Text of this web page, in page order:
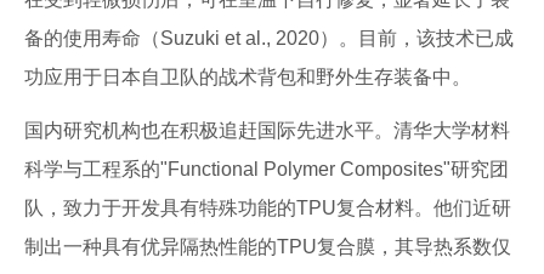
备的使用寿命（Suzuki et al., 2020）。目前，该技术已成
功应用于日本自卫队的战术背包和野外生存装备中。
国内研究机构也在积极追赶国际先进水平。清华大学材料
科学与工程系的"Functional Polymer Composites"研究团
队，致力于开发具有特殊功能的TPU复合材料。他们近研
制出一种具有优异隔热性能的TPU复合膜，其导热系数仅